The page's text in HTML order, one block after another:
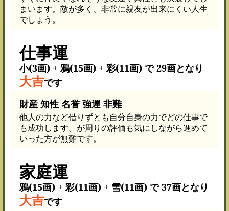
まいます。敵が多く、非常に親友が出来にくい人生
でしょう。
仕事運
小(3画) + 鴉(15画) + 彩(11画) で 29画となり
大吉です
財産 知性 名誉 強運 非難
他人の力など借りずとも自分自身の力でどの仕事で
も成功します。が周りの評価も気にしながら進めて
いった方が無難です。
家庭運
鴉(15画) + 彩(11画) + 雪(11画) で 37画となり
大吉です